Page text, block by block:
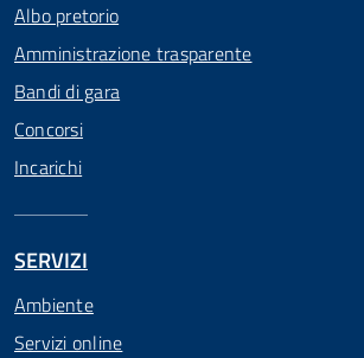
Albo pretorio
Amministrazione trasparente
Bandi di gara
Concorsi
Incarichi
SERVIZI
Ambiente
Servizi online